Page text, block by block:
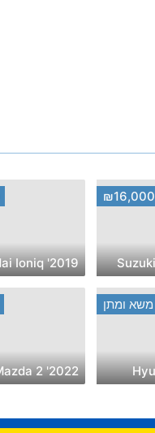
₪16,000
2019' Hyundai Ioniq
משא ומתן
2022' Mazda 2